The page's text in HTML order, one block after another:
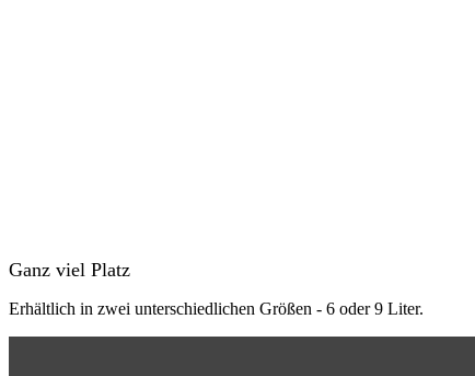
Ganz viel Platz
Erhältlich in zwei unterschiedlichen Größen - 6 oder 9 Liter.